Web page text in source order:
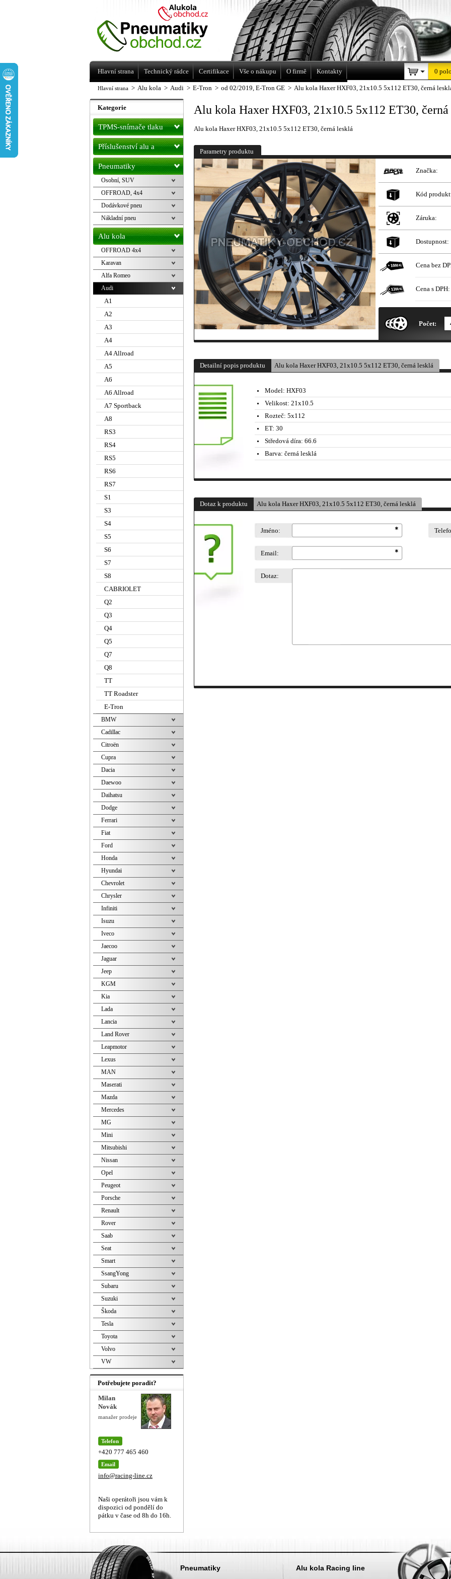
Hlavní strana > Alu kola > Audi > E-Tron > od 02/2019, E-Tron GE > Alu kola Haxer HXF03, 21x10.5 5x112 ET30, černá
Alu kola Haxer HXF03, 21x10.5 5x112 ET30,
Alu kola Haxer HXF03, 21x10.5 5x112 ET30, černá lesklá
Parametry produktu
Značka:
Kód
Záruka:
Dostupnost:
Cena bez
Cena s DPH:
Počet:
Detailní popis produktu Alu kola Haxer HXF03, 21x10.5 5x112 ET30, černá lesklá
Model: HXF03
Velikost: 21x10.5
Rozteč: 5x112
ET: 30
Středová díra: 66.6
Barva: černá lesklá
Dotaz k produktu Alu kola Haxer HXF03, 21x10.5 5x112 ET30, černá lesklá
Jméno:
Email:
Dotaz:
Kategorie
TPMS-snímače tlaku
Příslušenství alu a
pneu
Pneumatiky
Osobní, SUV
OFFROAD, 4x4
Dodávkové pneu
Nákladní pneu
Alu kola
OFFROAD 4x4
Karavan
Alfa Romeo
Audi
A1
A2
A3
A4
A4 Allroad
A5
A6
A6 Allroad
A7 Sportback
A8
RS3
RS4
RS5
RS6
RS7
S1
S3
S4
S5
S6
S7
S8
CABRIOLET
Q2
Q3
Q4
Q5
Q7
Q8
TT
TT Roadster
E-Tron
BMW
Cadillac
Citroën
Cupra
Dacia
Daewoo
Daihatsu
Dodge
Ferrari
Fiat
Ford
Honda
Hyundai
Chevrolet
Chrysler
Infiniti
Isuzu
Iveco
Jaecoo
Jaguar
Jeep
KGM
Kia
Lada
Lancia
Land Rover
Leapmotor
Lexus
MAN
Maserati
Mazda
Mercedes
MG
Mini
Mitsubishi
Nissan
Opel
Peugeot
Porsche
Renault
Rover
Saab
Seat
Smart
SsangYong
Subaru
Suzuki
Škoda
Tesla
Toyota
Volvo
VW
Potřebujete poradit?
Milan
Novák
manažer prodeje
Telefon
+420 777 465 460
Email
info@racing-line.cz
Naši operátoři jsou vám k
dispozici od pondělí do
pátku v čase od 8h do 16h.
Levné pneumatiky letní, zimní, Alu kola
a litá kola Racing Line
Hlavní strana Technický rádce Certifikace Vše o nákupu O firmě Kontakty 0
Nahoru
Pneumatiky Alu kola Racing line